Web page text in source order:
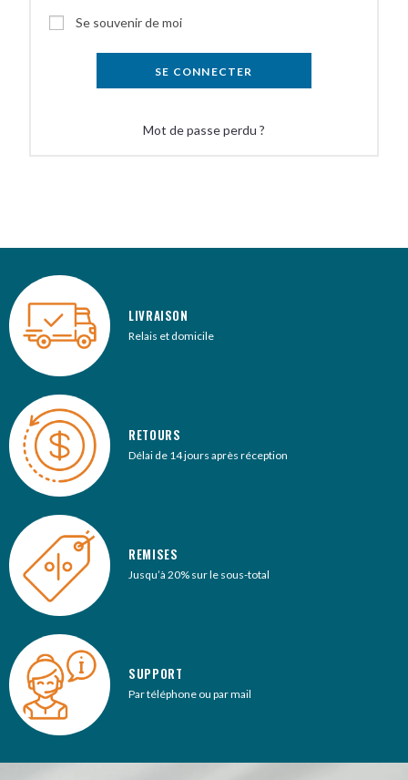
A
e
Se souvenir de moi
SE CONNECTER
Mot de passe perdu ?
LIVRAISON
Relais et domicile
RETOURS
Délai de 14 jours après réception
REMISES
Jusqu’à 20% sur le sous-total
SUPPORT
Par téléphone ou par mail